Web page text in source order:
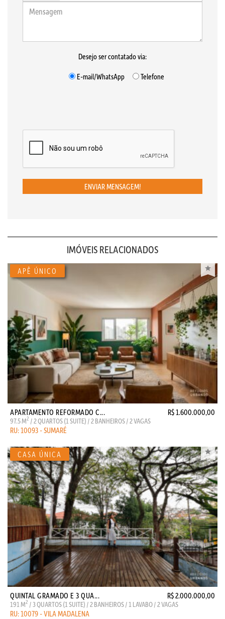
Desejo ser contatado via:
E-mail/WhatsApp
Telefone
ENVIAR MENSAGEM!
IMÓVEIS RELACIONADOS
APARTAMENTO REFORMADO C... R$ 1.600.000,00
97.5 M2 / 2 QUARTOS (1 SUITE) / 2 BANHEIROS / 2 VAGAS
RU: 10093 - SUMARÉ
QUINTAL GRAMADO E 3 QUA... R$ 2.000.000,00
191 M2 / 3 QUARTOS (1 SUITE) / 2 BANHEIROS / 1 LAVABO / 2 VAGAS
RU: 10079 - VILA MADALENA